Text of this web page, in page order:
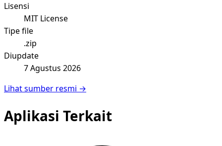
Lisensi
MIT License
Tipe file
.zip
Diupdate
7 Agustus 2026
Lihat sumber resmi →
Aplikasi Terkait